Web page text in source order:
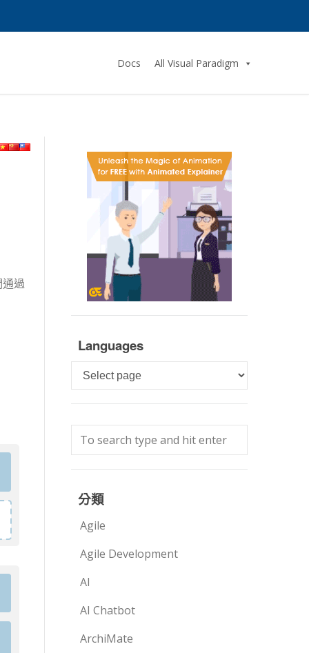
Docs All Visual Paradigm
過
Languages
Languages
分類
Agile
Agile Development
AI
AI Chatbot
ArchiMate